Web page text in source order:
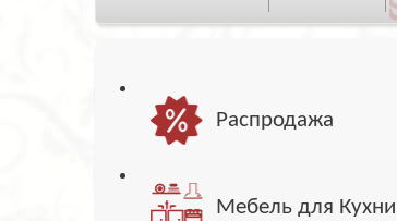
Распродажа
Мебель для Кухни